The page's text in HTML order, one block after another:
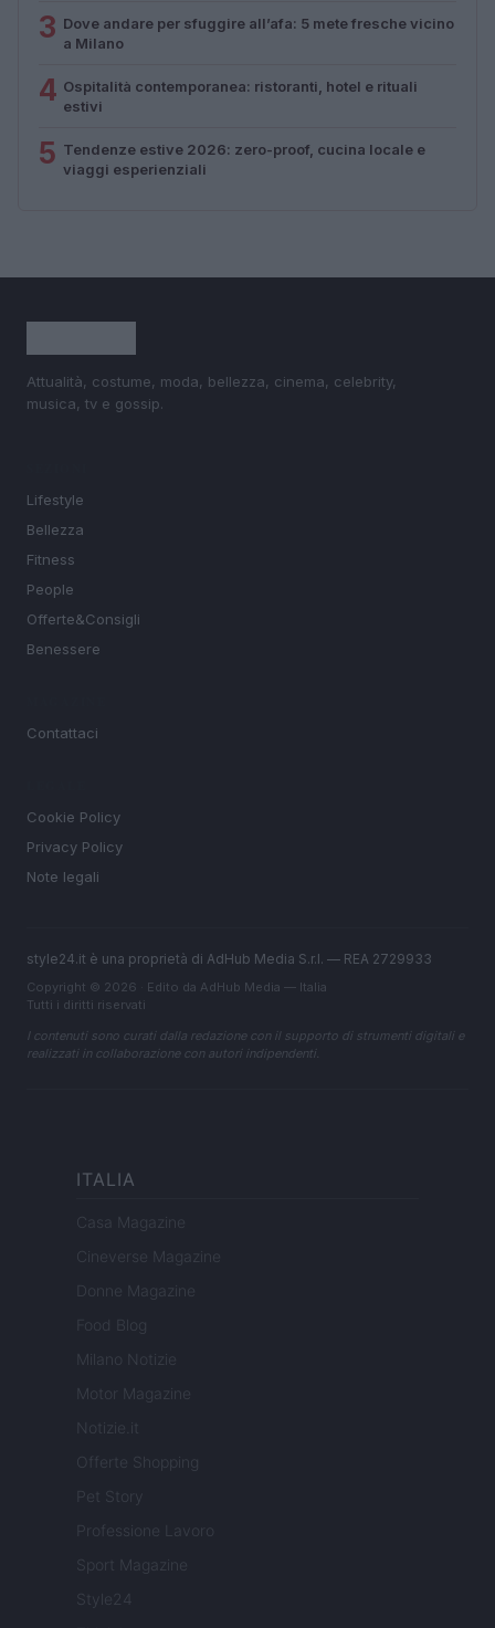
3 Dove andare per sfuggire all’afa: 5 mete fresche vicino
a Milano
4 Ospitalità contemporanea: ristoranti, hotel e rituali
estivi
5 Tendenze estive 2026: zero-proof, cucina locale e
viaggi esperienziali
Attualità, costume, moda, bellezza, cinema, celebrity,
musica, tv e gossip.
Lifestyle
Bellezza
Fitness
People
Offerte&Consigli
Benessere
Contattaci
Cookie Policy
Privacy Policy
Note legali
style24.it è una proprietà di AdHub Media S.r.l. — REA 2729933
Copyright © 2026 · Edito da AdHub Media — Italia
Tutti i diritti riservati
I contenuti sono curati dalla redazione con il supporto di strumenti digitali e
realizzati in collaborazione con autori indipendenti.
ITALIA
Casa Magazine
Cineverse Magazine
Donne Magazine
Food Blog
Milano Notizie
Motor Magazine
Notizie.it
Offerte Shopping
Pet Story
Professione Lavoro
Sport Magazine
Style24